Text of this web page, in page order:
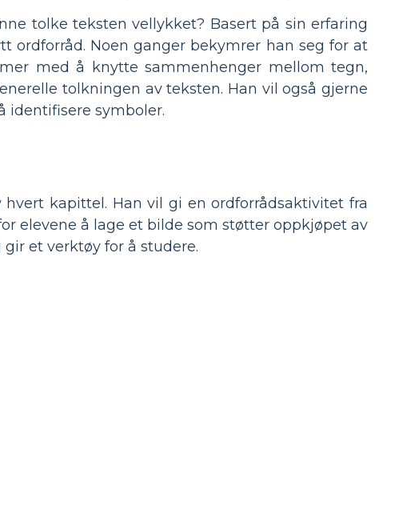
tolke teksten vellykket? Basert på sin erfaring
ordforråd. Noen ganger bekymrer han seg for at
med å knytte sammenhenger mellom tegn,
tolkningen av teksten. Han vil også gjerne
identifisere symboler.
kapittel. Han vil gi en ordforrådsaktivitet fra
elevene å lage et bilde som støtter oppkjøpet av
et verktøy for å studere.